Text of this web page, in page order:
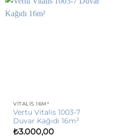
VITALIS 16M²
Vertu Vitalis 1003-7
Duvar Kağıdı 16m²
₺3.000,00